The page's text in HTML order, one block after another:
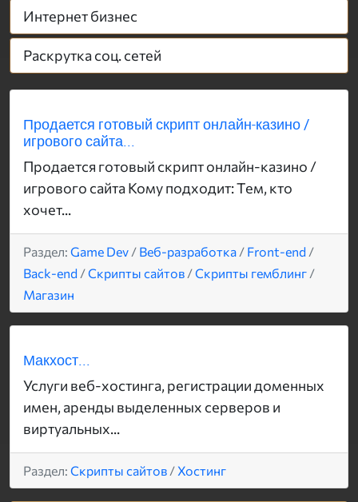
Интернет бизнес
Раскрутка соц. сетей
Продается готовый скрипт онлайн-казино /
игрового сайта...
Продается готовый скрипт онлайн-казино /
игрового сайта Кому подходит: Тем, кто
хочет...
Раздел: Game Dev / Веб-разработка / Front-end /
Back-end /Скрипты сайтов /Скрипты гемблинг /
Магазин
Макхост...
Услуги веб-хостинга, регистрации доменных
имен, аренды выделенных серверов и
виртуальных...
Раздел: Скрипты сайтов /Хостинг